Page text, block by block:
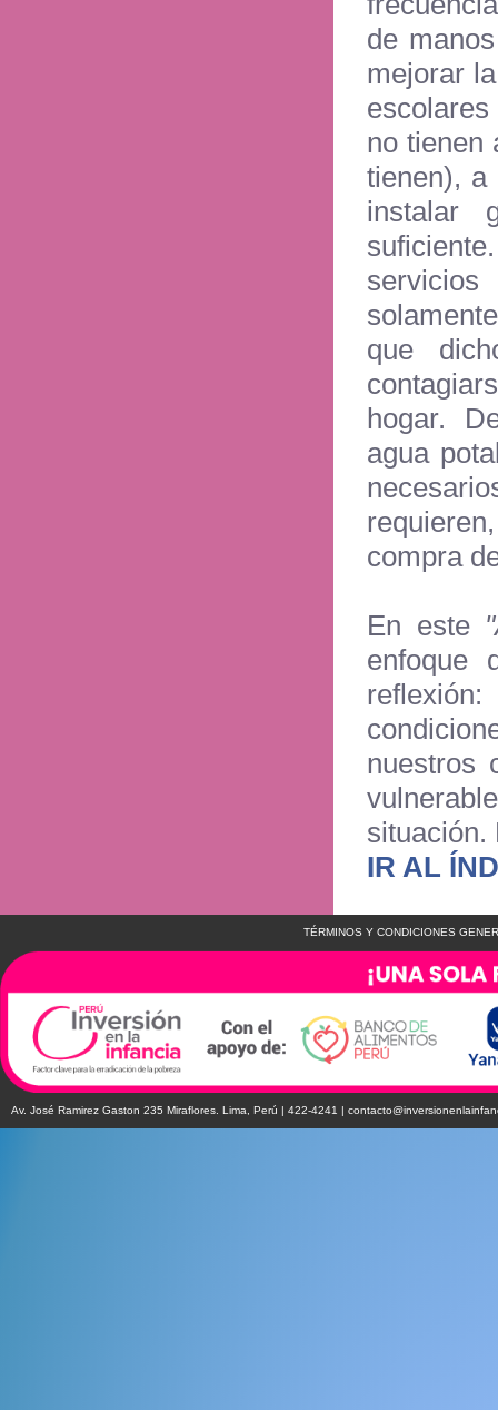
de
mejorar
no tienen
tienen), a
instalar
que
hogar.
agua
compra
En este
enfoque
nuestros
situación.
IR AL
TÉRMINOS Y CONDICIONES
Av. José Ramirez Gaston 235 Miraflores. Lima, Perú | 422-4241 |